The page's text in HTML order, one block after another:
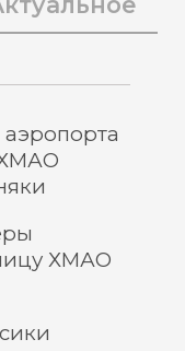
ХМАО